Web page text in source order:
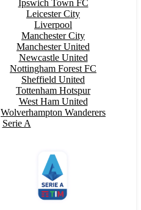
Ipswich Town FC
Leicester City
Liverpool
Manchester City
Manchester United
Newcastle United
Nottingham Forest FC
Sheffield United
Tottenham Hotspur
West Ham United
Wolverhampton Wanderers
Serie A